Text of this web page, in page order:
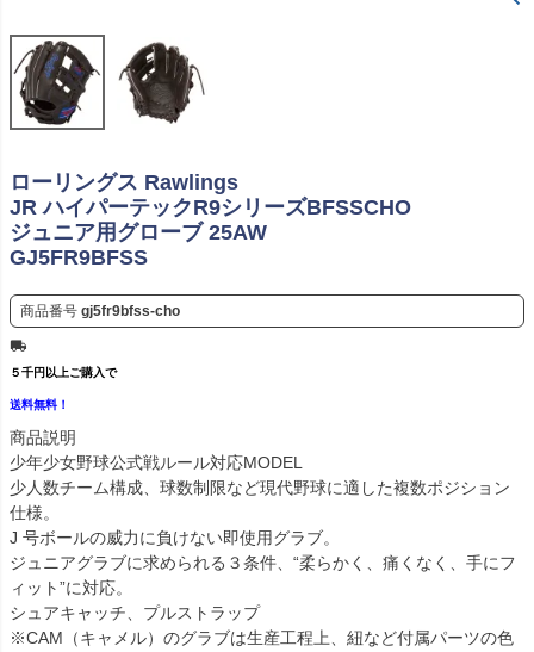
ローリングス Rawlings
JR ハイパーテックR9シリーズBFSSCHO
ジュニア用グローブ 25AW
GJ5FR9BFSS
商品番号 gj5fr9bfss-cho
５千円以上ご購入で
送料無料！
商品説明
少年少女野球公式戦ルール対応MODEL
少人数チーム構成、球数制限など現代野球に適した複数ポジション
仕様。
J 号ボールの威力に負けない即使用グラブ。
ジュニアグラブに求められる３条件、“柔らかく、痛くなく、手にフ
ィット”に対応。
シュアキャッチ、プルストラップ
※CAM（キャメル）のグラブは生産工程上、紐など付属パーツの色